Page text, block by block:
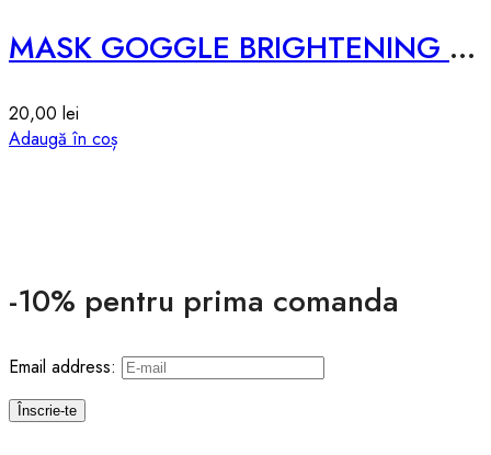
MASK GOGGLE BRIGHTENING – 7g*1pcs
20,00 lei
Adaugă în coș
-10% pentru prima comanda
Email address: